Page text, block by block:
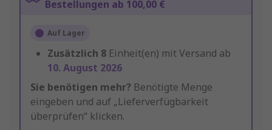
Bestellungen ab 100,00 €
Auf Lager
Zusätzlich 8 Einheit(en) mit Versand ab
10. August 2026
Sie benötigen mehr? Benötigte Menge
eingeben und auf „Lieferverfügbarkeit
überprüfen“ klicken.